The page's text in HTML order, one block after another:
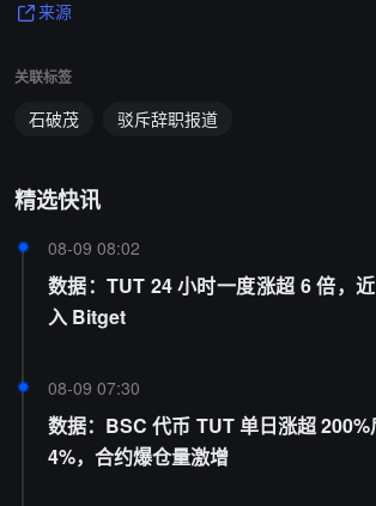
来源
关联标签
石破茂 驳斥辞职报道
精选快讯
08-09 08:02
数据：TUT 24 小时一度涨超 6 倍，
入 Bitget
08-09 07:30
数据：BSC 代币 TUT 单日涨超
4%，合约爆仓量激增